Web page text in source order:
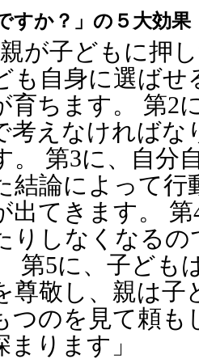
すか？」の５大効果
親が子どもに押
も自身に選ば
育ちます。 第2
考えなければな
。 第3に、自分
結論によって行
出てきます。
りしなくなる
第5に、子ども
尊敬し、親は子
つのを見て頼も
ります」